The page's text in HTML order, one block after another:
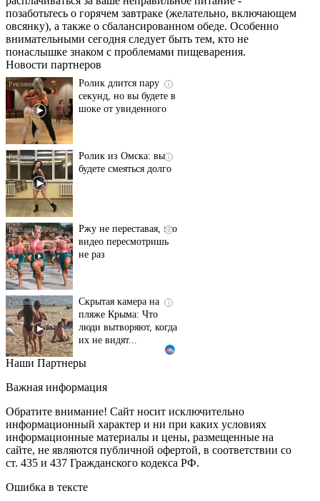
позаботьтесь о горячем завтраке (желательно, включающем
овсянку), а также о сбалансированном обеде. Особенно
внимательными сегодня следует быть тем, кто не
понаслышке знаком с проблемами пищеварения.
Новости партнеров
i
Этот танец невесты
оставит вас без слов!
Пересмотрела 10 раз
Ролик длится пару
секунд, но вы будете в
шоке от увиденного
Ролик из Омска: вы
будете смеяться долго
Ржу не переставая, это
видео пересмотришь
не раз
Скрытая камера на
пляже Крыма: Что
люди вытворяют, когда
их не видят...
Ролик длится
смеяться вы будете
i
Королева вагона
отожгла! Видео не
оставит равнодушным
Наши Партнеры
Важная информация
Обратите внимание! Сайт носит исключительно
информационный характер и ни при каких условиях
информационные материалы и цены, размещенные на
сайте, не являются публичной офертой, в соответствии со
ст. 435 и 437 Гражданского кодекса РФ.
Ошибка в тексте